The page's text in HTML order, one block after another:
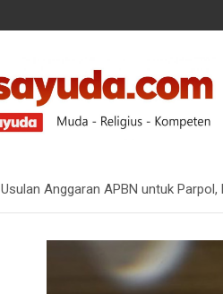
Usulan Anggaran APBN untuk